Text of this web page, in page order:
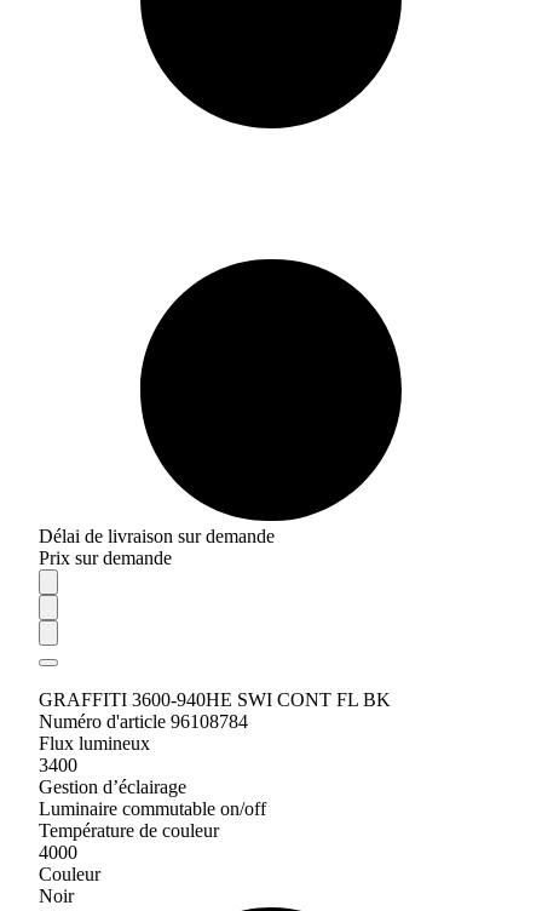
Délai de livraison sur demande
Prix sur demande
GRAFFITI 3600-940HE SWI CONT FL BK
Numéro d'article 96108784
Flux lumineux
3400
Gestion d’éclairage
Luminaire commutable on/off
Température de couleur
4000
Couleur
Noir